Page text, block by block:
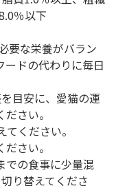
％以下
要な栄養がバラン
ードの代わりに毎日
目安に、愛猫の運
さい。
ください。
さい。
での食事に少量混
り替えてくださ